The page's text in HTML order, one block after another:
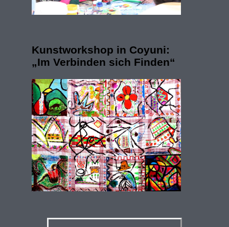
Kunstworkshop in Coyuni:
„Im Verbinden sich Finden“